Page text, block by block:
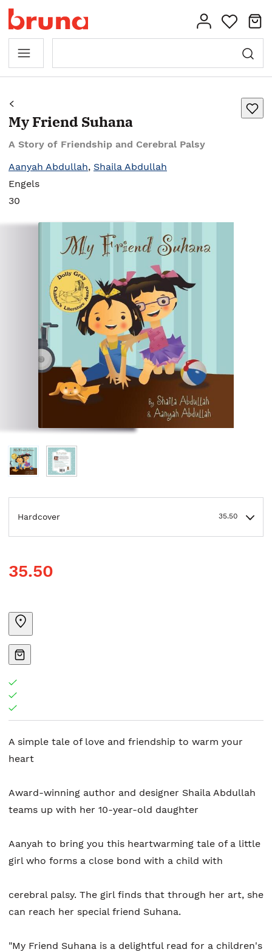
My Friend Suhana
A Story of Friendship and Cerebral Palsy
Aanyah Abdullah, Shaila Abdullah
Engels
30
Hardcover 35.50
35.50
A simple tale of love and friendship to warm your
heart
Award-winning author and designer Shaila Abdullah
teams up with her 10-year-old daughter
Aanyah to bring you this heartwarming tale of a little
girl who forms a close bond with a child with
cerebral palsy. The girl finds that through her art, she
can reach her special friend Suhana.
"My Friend Suhana is a delightful read for a children's